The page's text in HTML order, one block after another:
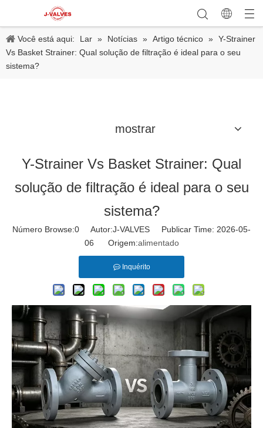
Você está aqui: Lar » Notícias » Artigo técnico » Y-Strainer
Vs Basket Strainer: Qual solução de filtração é ideal para o seu
sistema?
mostrar
Y-Strainer Vs Basket Strainer: Qual
solução de filtração é ideal para o seu
sistema?
Número Browse:0 Autor:J-VALVES Publicar Time: 2026-05-
06 Origem:alimentado
Inquérito